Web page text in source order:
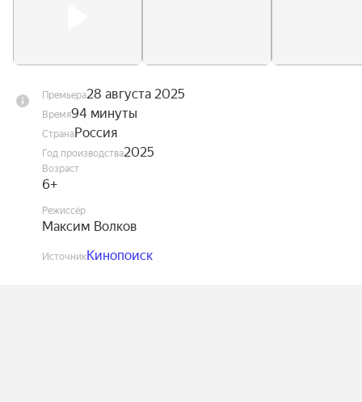
Премьера28 августа 2025
Время94 минуты
СтранаРоссия
Год производства2025
Возраст
6+
Режиссёр
Максим Волков
ИсточникКинопоиск